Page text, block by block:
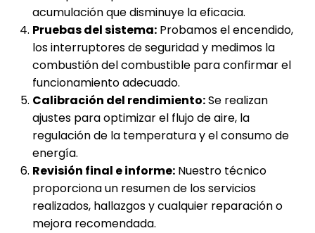
acumulación que disminuye la eficacia.
Pruebas del sistema: Probamos el encendido,
los interruptores de seguridad y medimos la
combustión del combustible para confirmar el
funcionamiento adecuado.
Calibración del rendimiento:Se realizan
ajustes para optimizar el flujo de aire, la
regulación de la temperatura y el consumo de
energía.
Revisión final e informe: Nuestro técnico
proporciona un resumen de los servicios
realizados, hallazgos y cualquier reparación o
mejora recomendada.